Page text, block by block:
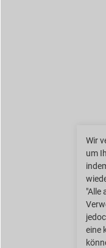
Wir
um
"Alle
eine